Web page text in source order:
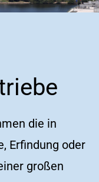
die in
Erfindung oder
großen